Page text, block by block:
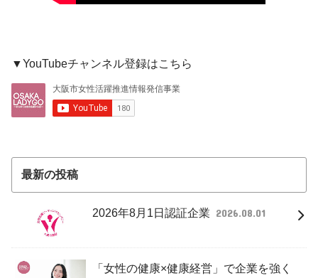
▼YouTubeチャンネル登録はこちら
最新の投稿
2026年8月1日認証企業 2026.08.01
「女性の健康×健康経営」で企業を強く